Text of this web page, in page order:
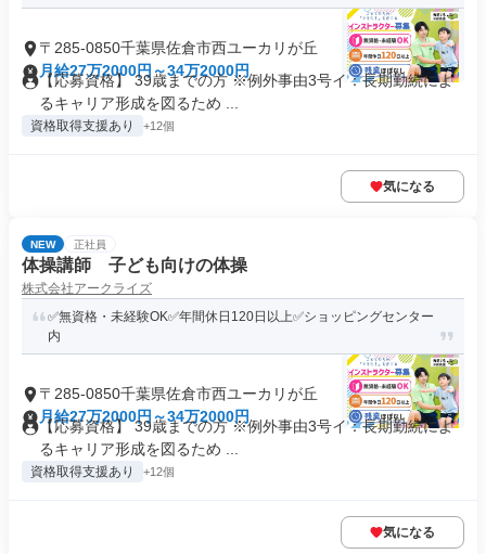
〒285-0850千葉県佐倉市西ユーカリが丘
月給27万2000円～34万2000円
【応募資格】 39歳までの方 ※例外事由3号イ：長期勤続によ
るキャリア形成を図るため ...
資格取得支援あり +12個
気になる
NEW 正社員
体操講師 子ども向けの体操
株式会社アークライズ
✅無資格・未経験OK✅年間休日120日以上✅ショッピングセンター
内
〒285-0850千葉県佐倉市西ユーカリが丘
月給27万2000円～34万2000円
【応募資格】 39歳までの方 ※例外事由3号イ：長期勤続によ
るキャリア形成を図るため ...
資格取得支援あり +12個
気になる